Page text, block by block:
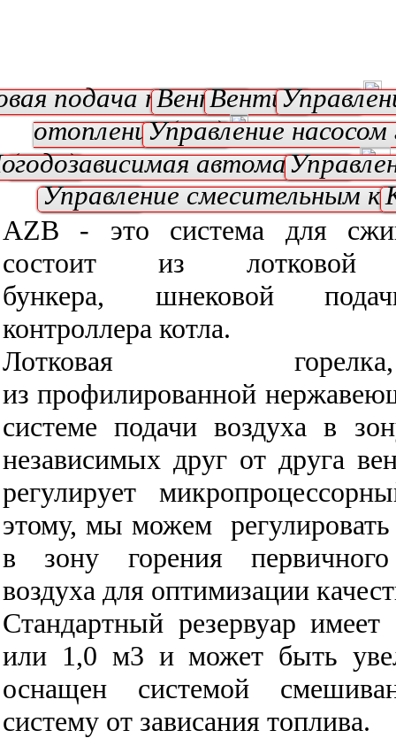
подача топлива
Вентилятор
Вентилятор
отопления (ЦО)
Управление
(ГВС)
автоматика
клапана
Управление смесительным
AZB - это система для
состоит из лотковой
бункера, шнековой
контроллера котла.
Лотковая горелка
из профилированной
системе подачи воздуха в
независимых друг от друга
регулирует
этому, мы можем
в зону горения
воздуха для оптимизации
Стандартный резервуар
или 1,0 м3 и может быть
оснащен системой
систему от зависания топлива.